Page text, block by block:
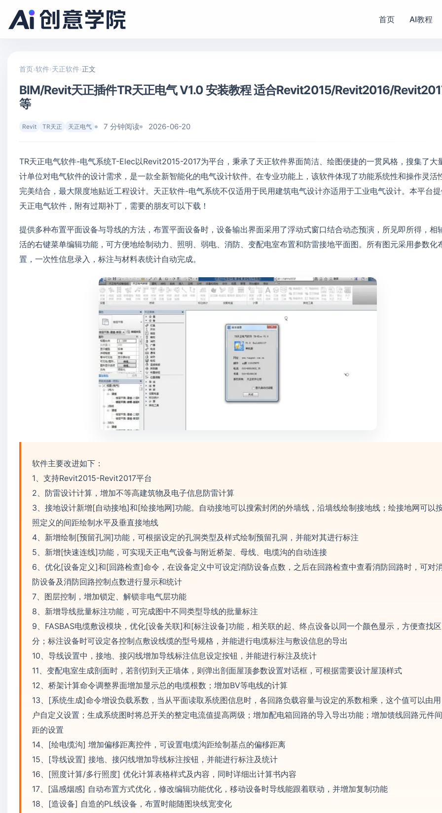
首页 AI教程
首页›软件›天正软件›正文
BIM/Revit天正插件TR天正电气 V1.0 安装教程 适合Revit2015/Revit2016/
等
Revit TR天正 天正电气 7 分钟阅读 2026-06-20
TR天正电气软件-电气系统T-Elec以Revit2015-2017为平台，秉承了天正软件界面简洁、绘图便捷的一贯风格，搜集了大
计单位对电气软件的设计需求，是一款全新智能化的电气设计软件。在专业功能上，该软件体现了功能系统性和操作灵活
完美结合，最大限度地贴近工程设计。天正软件-电气系统不仅适用于民用建筑电气设计亦适用于工业电气设计。本平台
天正电气软件，附有过期补丁，需要的朋友可以下载！
提供多种布置平面设备与导线的方法，布置平面设备时，设备输出界面采用了浮动式窗口结合动态预演，所见即所得，相
活的右键菜单编辑功能，可方便地绘制动力、照明、弱电、消防、变配电室布置和防雷接地平面图。所有图元采用参数化
置，一次性信息录入，标注与材料表统计自动完成。
软件主要改进如下：
1、支持Revit2015-Revit2017平台
2、防雷设计计算，增加不等高建筑物及电子信息防雷计算
3、接地设计新增[自动接地]和[绘接地网]功能。自动接地可以搜索封闭的外墙线，沿墙线绘制接地线；绘接地网可以
照定义的间距绘制水平及垂直接地线
4、新增绘制[预留孔洞]功能，可根据设定的孔洞类型及样式绘制预留孔洞，并能对其进行标注
5、新增[快速连线]功能，可实现天正电气设备与附近桥架、母线、电缆沟的自动连接
6、优化[设备定义]和[回路检查]命令，在设备定义中可设定消防设备点数，之后在回路检查中查看消防回路时，可对
防设备及消防回路控制点数进行显示和统计
7、图层控制，增加锁定、解锁非电气层功能
8、新增导线批量标注功能，可完成图中不同类型导线的批量标注
9、FASBAS电缆敷设模块，优化[设备关联]和[标注设备]功能，相关联的起、终点设备以同一个颜色显示，方便查找区
分；标注设备时可设定各控制点敷设线缆的型号规格，并能进行电缆标注与敷设信息的导出
10、导线设置中，接地、接闪线增加导线标注信息设定按钮，并能进行标注及统计
11、变配电室生成剖面时，若剖切到天正墙体，则弹出剖面屋顶参数设置对话框，可根据需要设计屋顶样式
12、桥架计算命令调整界面增加显示总的电缆根数；增加BV等电线的计算
13、[系统生成]命令增设负载系数，当从平面读取系统图信息时，各回路负载容量与设定的系数相乘，这个值可以由用
户自定义设置；生成系统图时将总开关的整定电流值提高两级；增加配电箱回路的导入导出功能；增加馈线回路元件间
距的设置
14、[绘电缆沟] 增加偏移距离控件，可设置电缆沟距绘制基点的偏移距离
15、[导线设置] 接地、接闪线增加导线标注按钮，并能进行标注及统计
16、[照度计算/多行照度] 优化计算表格样式及内容，同时详细出计算书内容
17、[温感烟感] 自动布置方式优化，修改编辑功能优化，移动设备时导线能跟着联动，并增加复制功能
18、[造设备] 自造的PL线设备，布置时能随图块线宽变化